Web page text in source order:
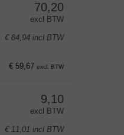
70,20
excl BTW
€ 84,94 incl BTW
€ 59,67 excl. BTW
9,10
excl BTW
€ 11,01 incl BTW